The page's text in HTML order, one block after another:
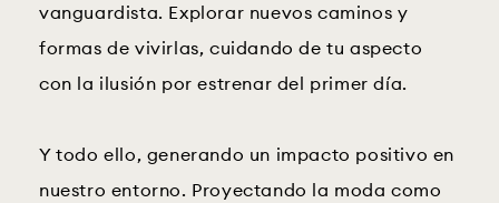
vanguardista. Explorar nuevos caminos y
formas de vivirlas, cuidando de tu aspecto
con la ilusión por estrenar del primer día.
Y todo ello, generando un impacto positivo en
nuestro entorno. Proyectando la moda como